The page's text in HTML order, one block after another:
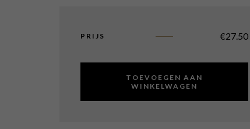
PRIJS €27.50
TOEVOEGEN AAN
WINKELWAGEN